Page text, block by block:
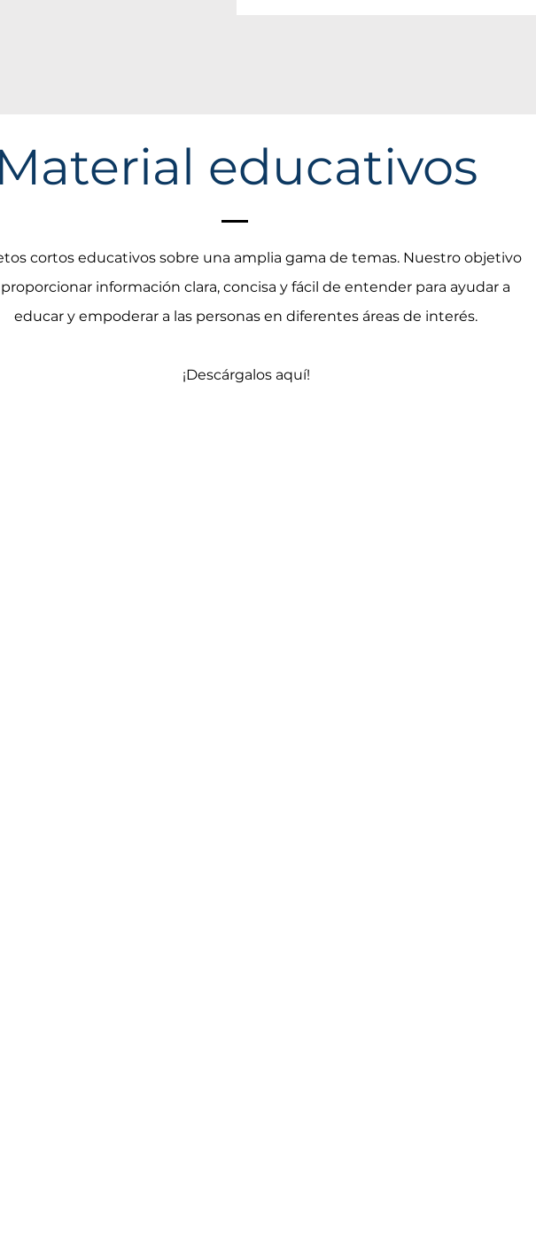
Material educativos
cortos educativos sobre una amplia gama de temas. Nuestro objetivo
información clara, concisa y fácil de entender para ayudar a
educar y empoderar a las personas en diferentes áreas de interés.
¡Descárgalos aquí!